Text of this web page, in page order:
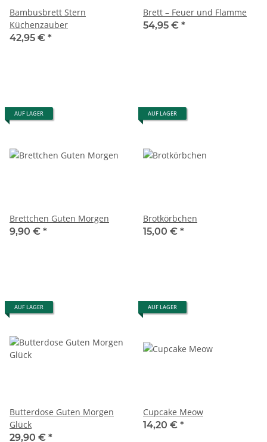
Bambusbrett Stern
Küchenzauber
42,95 € *
Brett – Feuer und Flamme
54,95 € *
AUF LAGER
Brettchen Guten Morgen
9,90 € *
AUF LAGER
Brotkörbchen
15,00 € *
AUF LAGER
Butterdose Guten Morgen
Glück
29,90 € *
AUF LAGER
Cupcake Meow
14,20 € *